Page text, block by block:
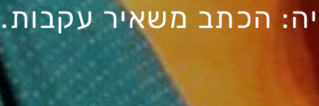
הכתב משאיר עקבות.